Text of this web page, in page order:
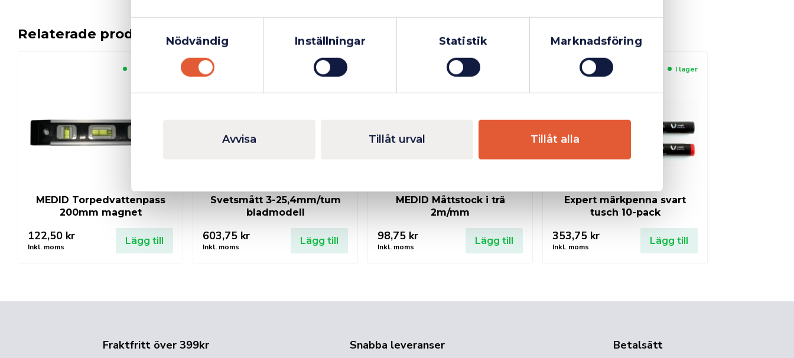
Nödvändig
Inställningar Statistik Marknadsföring
Avvisa Tillåt urval Tillåt alla
Relaterade produkter
MEDID Torpedvattenpass
200mm magnet
122,50 kr
Inkl. moms
Lägg till
Finns i lager
Svetsmått 3-25,4mm/tum
bladmodell
603,75 kr
Inkl. moms
Lägg till
MEDID Måttstock i trä
2m/mm
98,75 kr
Inkl. moms
Lägg till
I lager
Expert märkpenna svart
tusch 10-pack
353,75 kr
Inkl. moms
Lägg till
Fraktfritt över 399kr Snabba leveranser Betalsätt